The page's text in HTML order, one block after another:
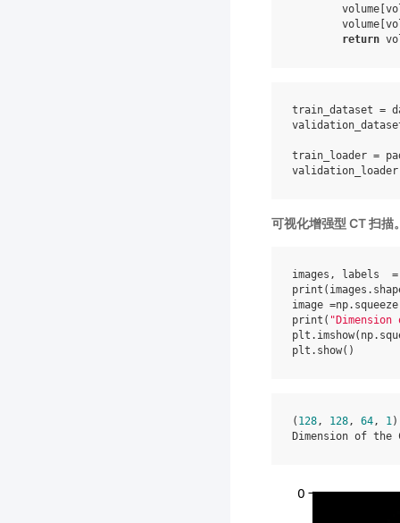
volume
volume
return
train_dataset =
train_loader =
validation_loader
可视化增强型 CT 扫描
images , labels
=
print ( images .
image =np. squeeze
print (
plt . imshow( np.
plt . show()
( 128, 128, 64, 1)
Dimension of the